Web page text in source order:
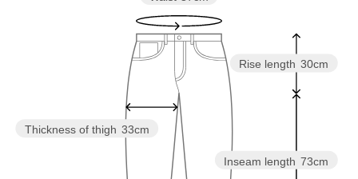
Inseam length 73cm
Rise length 30cm
Thickness of thigh 33cm